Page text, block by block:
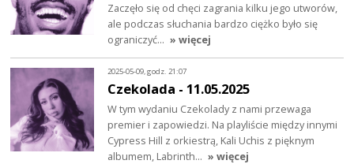
Zaczęło się od chęci zagrania kilku jego utworów,
ale podczas słuchania bardzo ciężko było się
ograniczyć… » więcej
2025-05-09, godz. 21:07
Czekolada - 11.05.2025
W tym wydaniu Czekolady z nami przewaga
premier i zapowiedzi. Na playliście między innymi
Cypress Hill z orkiestrą, Kali Uchis z pięknym
albumem, Labrinth… » więcej